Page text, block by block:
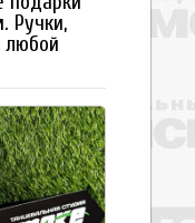
Ручки,
любой